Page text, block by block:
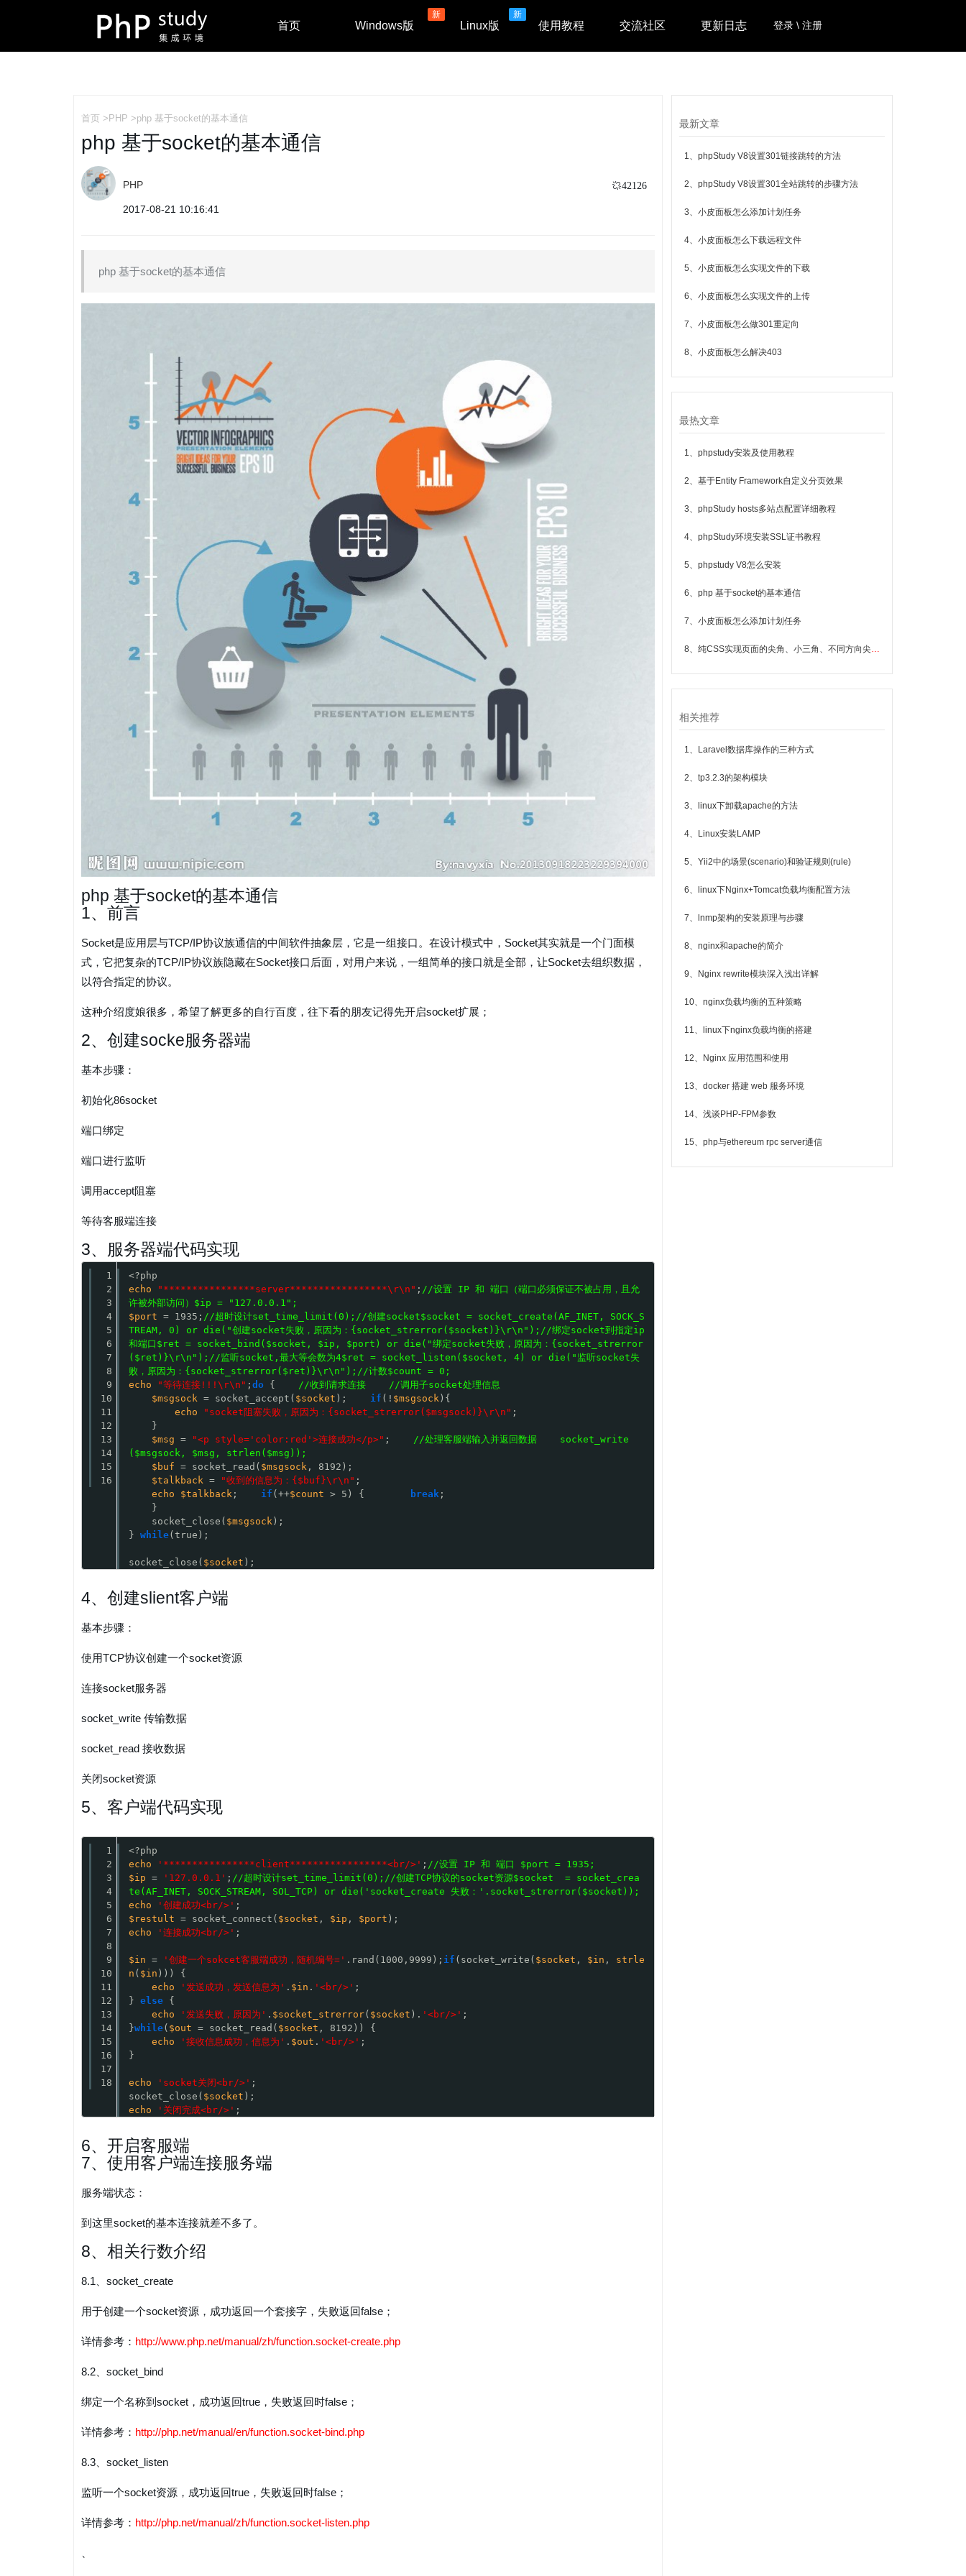
首页 Windows版
新
Linux版
新
使用教程 交流社区 更新日志 登录 \ 注册
首页 > PHP >php 基于socket的基本通信
php 基于socket的基本通信
PHP 42126
2017-08-21 10:16:41
php 基于socket的基本通信
php 基于socket的基本通信
1、前言
Socket是应用层与TCP/IP协议族通信的中间软件抽象层，它是一组接口。在设计模式中，Socket其实就是一个门面模
式，它把复杂的TCP/IP协议族隐藏在Socket接口后面，对用户来说，一组简单的接口就是全部，让Socket去组织数据，
以符合指定的协议。
这种介绍度娘很多，希望了解更多的自行百度，往下看的朋友记得先开启socket扩展；
2、创建socke服务器端
基本步骤：
初始化86socket
端口绑定
端口进行监听
调用accept阻塞
等待客服端连接
3、服务器端代码实现
1
2
3
4
5
6
7
8
9
10
11
12
13
14
15
16
<?php
echo
"****************server*****************\r\n" ; //设置 IP 和 端口（端口必须保证不被占用，且允
许被外部访问）$ip = "127.0.0.1";
$port = 1935; //超时设计set_time_limit(0);//创建socket$socket = socket_create(AF_INET, SOCK_S
TREAM, 0) or die("创建socket失败，原因为：{socket_strerror($socket)}\r\n");//绑定socket到指定ip
和端口$ret = socket_bind($socket, $ip, $port) or die("绑定socket失败，原因为：{socket_strerror
($ret)}\r\n");//监听socket,最大等会数为4$ret = socket_listen($socket, 4) or die("监听socket失
败，原因为：{socket_strerror($ret)}\r\n");//计数$count = 0;
echo
"等待连接!!!\r\n" ; do {
//收到请求连接    //调用子socket处理信息
$msgsock = socket_accept( $socket ); if (! $msgsock ){
echo
"socket阻塞失败，原因为：{socket_strerror($msgsock)}\r\n" ;
}
$msg = "<p style='color:red'>连接成功</p>" ;
//处理客服端输入并返回数据    socket_write
($msgsock, $msg, strlen($msg));
$buf = socket_read( $msgsock , 8192);
$talkback = "收到的信息为：{$buf}\r\n" ;
echo
$talkback ; if (++$count > 5) { break ;
}
socket_close( $msgsock );
} while(true);
socket_close( $socket );
4、创建slient客户端
基本步骤：
使用TCP协议创建一个socket资源
连接socket服务器
socket_write 传输数据
socket_read 接收数据
关闭socket资源
5、客户端代码实现
1
2
3
4
5
6
7
8
9
10
11
12
13
14
15
16
17
18
<?php
echo
'****************client*****************<br/>' ; //设置 IP 和 端口 $port = 1935;
$ip = '127.0.0.1' ; //超时设计set_time_limit(0);//创建TCP协议的socket资源$socket  = socket_crea
te(AF_INET, SOCK_STREAM, SOL_TCP) or die('socket_create 失败：'.socket_strerror($socket));
echo
'创建成功<br/>' ;
$restult = socket_connect( $socket , $ip , $port );
echo
'连接成功<br/>' ;
$in = '创建一个sokcet客服端成功，随机编号=' .rand(1000,9999); if (socket_write( $socket , $in , strle
n ( $in ))) {
echo
'发送成功，发送信息为' . $in . '<br/>' ;
} else {
echo
'发送失败，原因为' . $socket_strerror( $socket ). '<br/>' ;
}while( $out = socket_read( $socket , 8192)) {
echo
'接收信息成功，信息为' . $out . '<br/>' ;
}
echo 'socket关闭<br/>' ;
socket_close( $socket );
echo
'关闭完成<br/>' ;
6、开启客服端
7、使用客户端连接服务端
服务端状态：
到这里socket的基本连接就差不多了。
8、相关行数介绍
8.1、socket_create
用于创建一个socket资源，成功返回一个套接字，失败返回false；
详情参考： http://www.php.net/manual/zh/function.socket-create.php
8.2、socket_bind
绑定一个名称到socket，成功返回true，失败返回时false；
详情参考： http://php.net/manual/en/function.socket-bind.php
8.3、socket_listen
监听一个socket资源，成功返回true，失败返回时false；
详情参考： http://php.net/manual/zh/function.socket-listen.php
最新文章
1、phpStudy V8设置301链接跳转的方法
2、phpStudy V8设置301全站跳转的步骤方法
3、小皮面板怎么添加计划任务
4、小皮面板怎么下载远程文件
5、小皮面板怎么实现文件的下载
6、小皮面板怎么实现文件的上传
7、小皮面板怎么做301重定向
8、小皮面板怎么解决403
最热文章
1、phpstudy安装及使用教程
2、基于Entity Framework自定义分页效果
3、phpStudy hosts多站点配置详细教程
4、phpStudy环境安装SSL证书教程
5、phpstudy V8怎么安装
6、php 基于socket的基本通信
7、小皮面板怎么添加计划任务
8、纯CSS实现页面的尖角、小三角、不同方向尖角的方法小结
相关推荐
1、Laravel数据库操作的三种方式
2、tp3.2.3的架构模块
3、linux下卸载apache的方法
4、Linux安装LAMP
5、Yii2中的场景(scenario)和验证规则(rule)
6、linux下Nginx+Tomcat负载均衡配置方法
7、lnmp架构的安装原理与步骤
8、nginx和apache的简介
9、Nginx rewrite模块深入浅出详解
10、nginx负载均衡的五种策略
11、linux下nginx负载均衡的搭建
12、Nginx 应用范围和使用
13、docker 搭建 web 服务环境
14、浅谈PHP-FPM参数
15、php与ethereum rpc server通信